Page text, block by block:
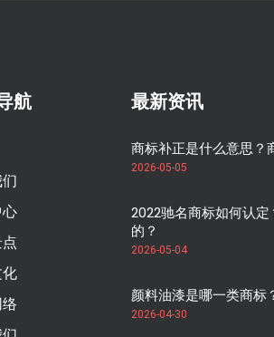
航
心
最新资讯
商标补正是什么意思？
2026-05-05
2022驰名商标如何认
的？
2026-05-04
颜料油漆是哪一类商标
2026-04-30